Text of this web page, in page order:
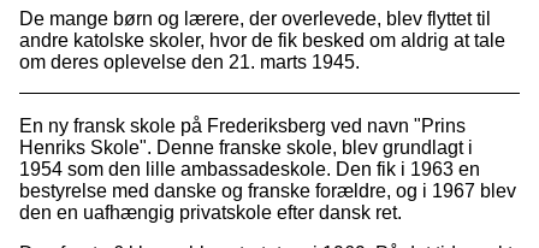
De mange børn og lærere, der overlevede, blev flyttet til
andre katolske skoler, hvor de fik besked om aldrig at tale
om deres oplevelse den 21. marts 1945.
En ny fransk skole på Frederiksberg ved navn "Prins
Henriks Skole". Denne franske skole, blev grundlagt i
1954 som den lille ambassadeskole. Den fik i 1963 en
bestyrelse med danske og franske forældre, og i 1967 blev
den en uafhængig privatskole efter dansk ret.